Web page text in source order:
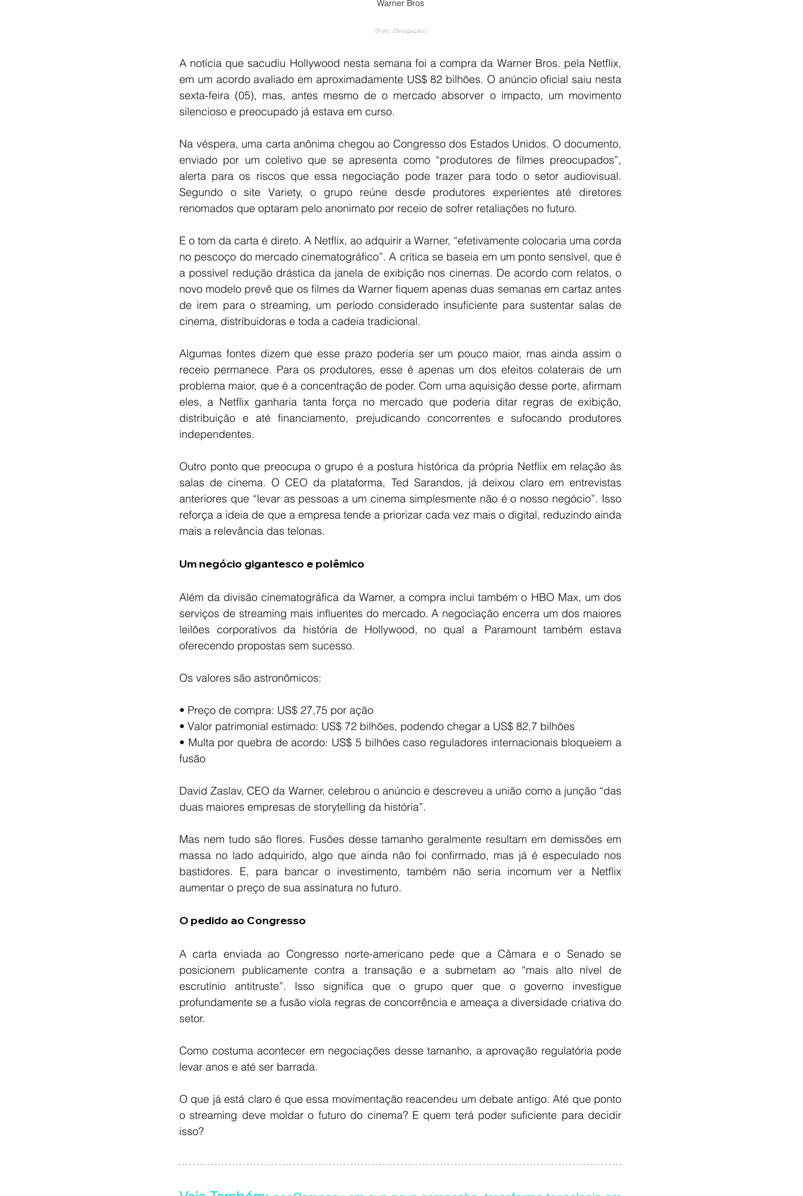
Warner Bros
(Foto: Divulgação)
A notícia que sacudiu Hollywood nesta semana foi a compra da Warner Bros. pela Netflix,
em um acordo avaliado em aproximadamente US$ 82 bilhões. O anúncio oficial saiu nesta
sexta-feira (05), mas, antes mesmo de o mercado absorver o impacto, um movimento
silencioso e preocupado já estava em curso.
Na véspera, uma carta anônima chegou ao Congresso dos Estados Unidos. O documento,
enviado por um coletivo que se apresenta como “produtores de filmes preocupados”,
alerta para os riscos que essa negociação pode trazer para todo o setor audiovisual.
Segundo o site Variety, o grupo reúne desde produtores experientes até diretores
renomados que optaram pelo anonimato por receio de sofrer retaliações no futuro.
E o tom da carta é direto. A Netflix, ao adquirir a Warner, “efetivamente colocaria uma corda
no pescoço do mercado cinematográfico”. A crítica se baseia em um ponto sensível, que é
a possível redução drástica da janela de exibição nos cinemas. De acordo com relatos, o
novo modelo prevê que os filmes da Warner fiquem apenas duas semanas em cartaz antes
de irem para o streaming, um período considerado insuficiente para sustentar salas de
cinema, distribuidoras e toda a cadeia tradicional.
Algumas fontes dizem que esse prazo poderia ser um pouco maior, mas ainda assim o
receio permanece. Para os produtores, esse é apenas um dos efeitos colaterais de um
problema maior, que é a concentração de poder. Com uma aquisição desse porte, afirmam
eles, a Netflix ganharia tanta força no mercado que poderia ditar regras de exibição,
distribuição e até financiamento, prejudicando concorrentes e sufocando produtores
independentes.
Outro ponto que preocupa o grupo é a postura histórica da própria Netflix em relação às
salas de cinema. O CEO da plataforma, Ted Sarandos, já deixou claro em entrevistas
anteriores que “levar as pessoas a um cinema simplesmente não é o nosso negócio”. Isso
reforça a ideia de que a empresa tende a priorizar cada vez mais o digital, reduzindo ainda
mais a relevância das telonas.
Um negócio gigantesco e polêmico
Além da divisão cinematográfica da Warner, a compra inclui também o HBO Max, um dos
serviços de streaming mais influentes do mercado. A negociação encerra um dos maiores
leilões corporativos da história de Hollywood, no qual a Paramount também estava
oferecendo propostas sem sucesso.
Os valores são astronômicos:
• Preço de compra: US$ 27,75 por ação
• Valor patrimonial estimado: US$ 72 bilhões, podendo chegar a US$ 82,7 bilhões
• Multa por quebra de acordo: US$ 5 bilhões caso reguladores internacionais bloqueiem a
fusão
David Zaslav, CEO da Warner, celebrou o anúncio e descreveu a união como a junção “das
duas maiores empresas de storytelling da história”.
Mas nem tudo são flores. Fusões desse tamanho geralmente resultam em demissões em
massa no lado adquirido, algo que ainda não foi confirmado, mas já é especulado nos
bastidores. E, para bancar o investimento, também não seria incomum ver a Netflix
aumentar o preço de sua assinatura no futuro.
O pedido ao Congresso
A carta enviada ao Congresso norte-americano pede que a Câmara e o Senado se
posicionem publicamente contra a transação e a submetam ao “mais alto nível de
escrutínio antitruste”. Isso significa que o grupo quer que o governo investigue
profundamente se a fusão viola regras de concorrência e ameaça a diversidade criativa do
setor.
Como costuma acontecer em negociações desse tamanho, a aprovação regulatória pode
levar anos e até ser barrada.
O que já está claro é que essa movimentação reacendeu um debate antigo. Até que ponto
o streaming deve moldar o futuro do cinema? E quem terá poder suficiente para decidir
isso?